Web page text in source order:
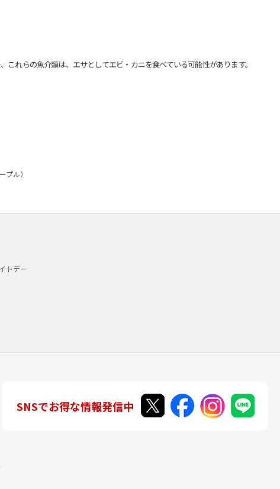
れらの魚介類は、エサとしてエビ・カニを食べている可能性があります。
ル）
トデー
SNSでお得な情報発信中